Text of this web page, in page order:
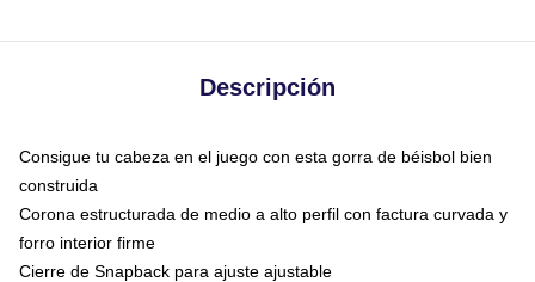
Descripción
Consigue tu cabeza en el juego con esta gorra de béisbol bien
construida
Corona estructurada de medio a alto perfil con factura curvada y
forro interior firme
Cierre de Snapback para ajuste ajustable